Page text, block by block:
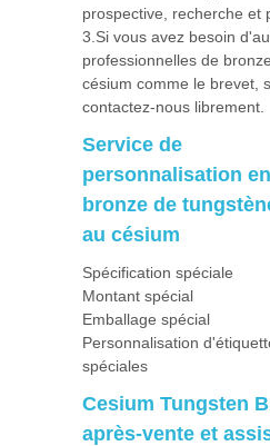
prospective, recherche et
3.Si vous avez besoin
professionnelles de
césium comme le brevet,
contactez-nous librement.
Service de
personnalisation en
bronze de
au césium
Spécification spéciale
Montant spécial
Emballage spécial
Personnalisation
spéciales
Cesium Tungsten
après-vente et